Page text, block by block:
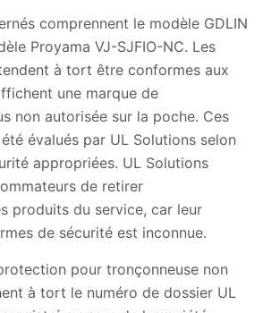
comprennent le modèle GDLIN
Proyama VJ-SJFIO-NC. Les
à tort être conformes aux
une marque de
non autorisée sur la poche. Ces
évalués par UL Solutions selon
appropriées. UL Solutions
de retirer
produits du service, car leur
de sécurité est inconnue.
pour tronçonneuse non
à tort le numéro de dossier UL